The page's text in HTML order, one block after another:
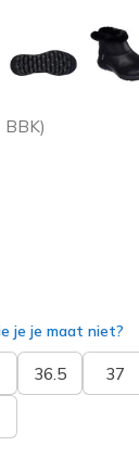
BBK)
je je maat niet?
36.5 37